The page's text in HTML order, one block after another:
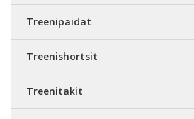
Treenipaidat
Treenishortsit
Treenitakit